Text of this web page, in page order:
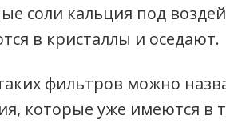
соли кальция под
в кристаллы и оседают.
фильтров можно
которые уже имеются в